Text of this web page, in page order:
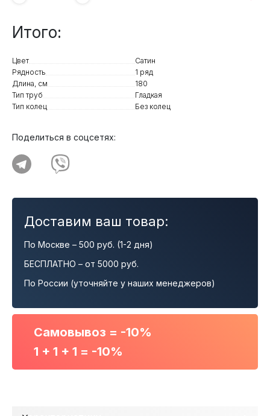
Итого:
Цвет
Сатин
Рядность
1 ряд
Длина, см
180
Тип труб
Гладкая
Тип колец
Без колец
Поделиться в соцсетях:
Доставим ваш товар:
По Москве – 500 руб. (1-2 дня)
БЕСПЛАТНО – от 5000 руб.
По России (уточняйте у наших менеджеров)
Самовывоз = -10%
1 + 1 + 1 = -10%